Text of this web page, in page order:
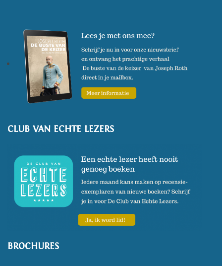
CLUB VAN ECHTE LEZERS
BROCHURES